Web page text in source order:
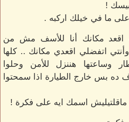
!
ما في خيلك اركبه .
اقعد مكانك أنا للأسف مش من
وأنتي اتفضلي اقعدي مكانك .. كلها
وساعتها هننزل للأمن وحلوا
ده بس خارج الطيارة اذا سمحتوا
اسمك ايه على فكرة !